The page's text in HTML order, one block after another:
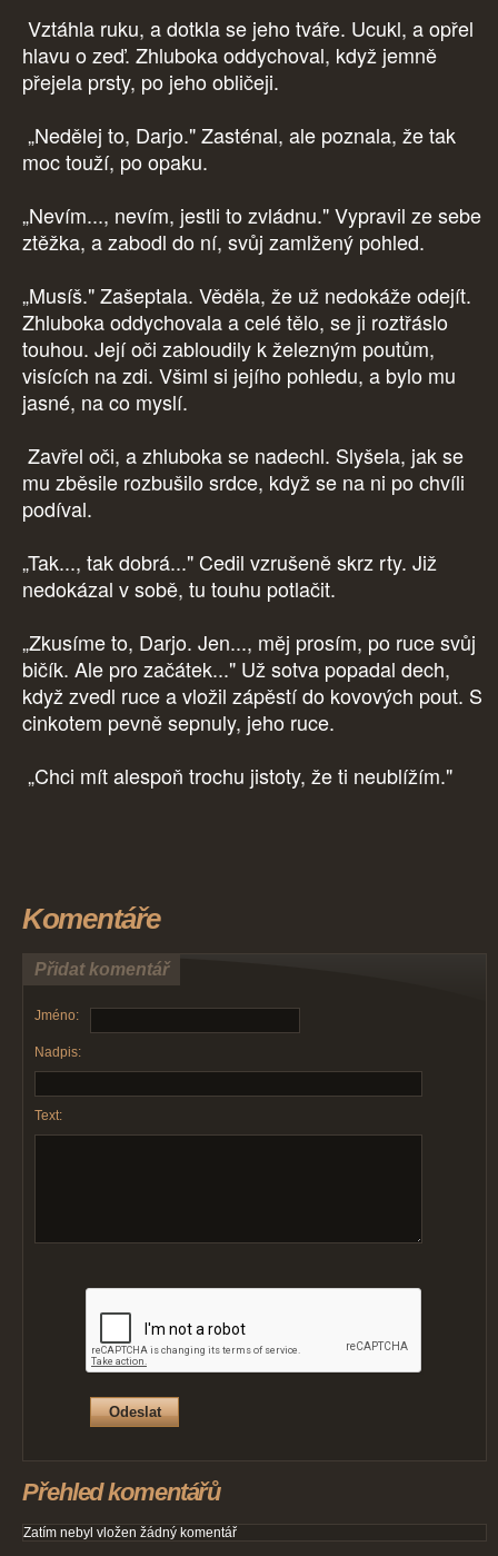
Vztáhla ruku, a dotkla se jeho tváře. Ucukl, a opřel
hlavu o zeď. Zhluboka oddychoval, když jemně
přejela prsty, po jeho obličeji.
„Nedělej to, Darjo." Zasténal, ale poznala, že tak
moc touží, po opaku.
„Nevím..., nevím, jestli to zvládnu." Vypravil ze sebe
ztěžka, a zabodl do ní, svůj zamlžený pohled.
„Musíš." Zašeptala. Věděla, že už nedokáže odejít.
Zhluboka oddychovala a celé tělo, se ji roztřáslo
touhou. Její oči zabloudily k železným poutům,
visících na zdi. Všiml si jejího pohledu, a bylo mu
jasné, na co myslí.
Zavřel oči, a zhluboka se nadechl. Slyšela, jak se
mu zběsile rozbušilo srdce, když se na ni po chvíli
podíval.
„Tak..., tak dobrá..." Cedil vzrušeně skrz rty. Již
nedokázal v sobě, tu touhu potlačit.
„Zkusíme to, Darjo. Jen..., měj prosím, po ruce svůj
bičík. Ale pro začátek..." Už sotva popadal dech,
když zvedl ruce a vložil zápěstí do kovových pout. S
cinkotem pevně sepnuly, jeho ruce.
„Chci mít alespoň trochu jistoty, že ti neublížím."
Komentáře
Přidat komentář
Jméno:
Nadpis:
Text:
Přehled komentářů
Zatím nebyl vložen žádný komentář